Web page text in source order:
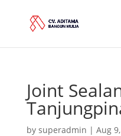
Joint
by superadmin | Aug